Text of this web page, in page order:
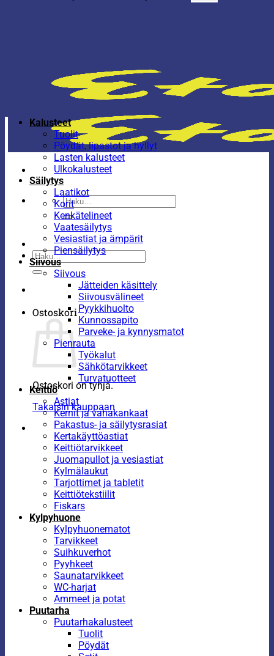
Etsi:
Etsi:
Ostoskori
Ostoskori on tyhjä.
Takaisin kauppaan
Kalusteet
Tuolit
Pöydät, lipastot ja hyllyt
Lasten kalusteet
Ulkokalusteet
Säilytys
Laatikot
Korit
Kenkätelineet
Vaatesäilytys
Vesiastiat ja ämpärit
Piensäilytys
Siivous
Siivous
Jätteiden käsittely
Siivousvälineet
Pyykkihuolto
Kunnossapito
Parveke- ja kynnysmatot
Pienrauta
Työkalut
Sähkötarvikkeet
Turvatuotteet
Keittiö
Astiat
Kernit ja vahakankaat
Pakastus- ja säilytysrasiat
Kertakäyttöastiat
Keittiötarvikkeet
Juomapullot ja vesiastiat
Kylmälaukut
Tarjottimet ja tabletit
Keittiötekstiilit
Fiskars
Kylpyhuone
Kylpyhuonematot
Tarvikkeet
Suihkuverhot
Pyyhkeet
Saunatarvikkeet
WC-harjat
Ammeet ja potat
Puutarha
Puutarhakalusteet
Tuolit
Pöydät